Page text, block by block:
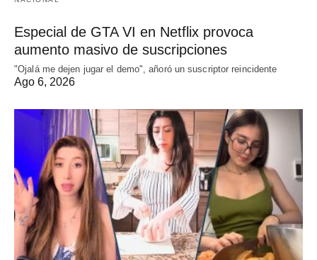
Especial de GTA VI en Netflix provoca
aumento masivo de suscripciones
"Ojalá me dejen jugar el demo", añoró un suscriptor reincidente
Ago 6, 2026